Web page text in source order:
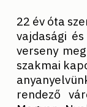
22 év óta
vajdasági
verseny
szakmai
rendező